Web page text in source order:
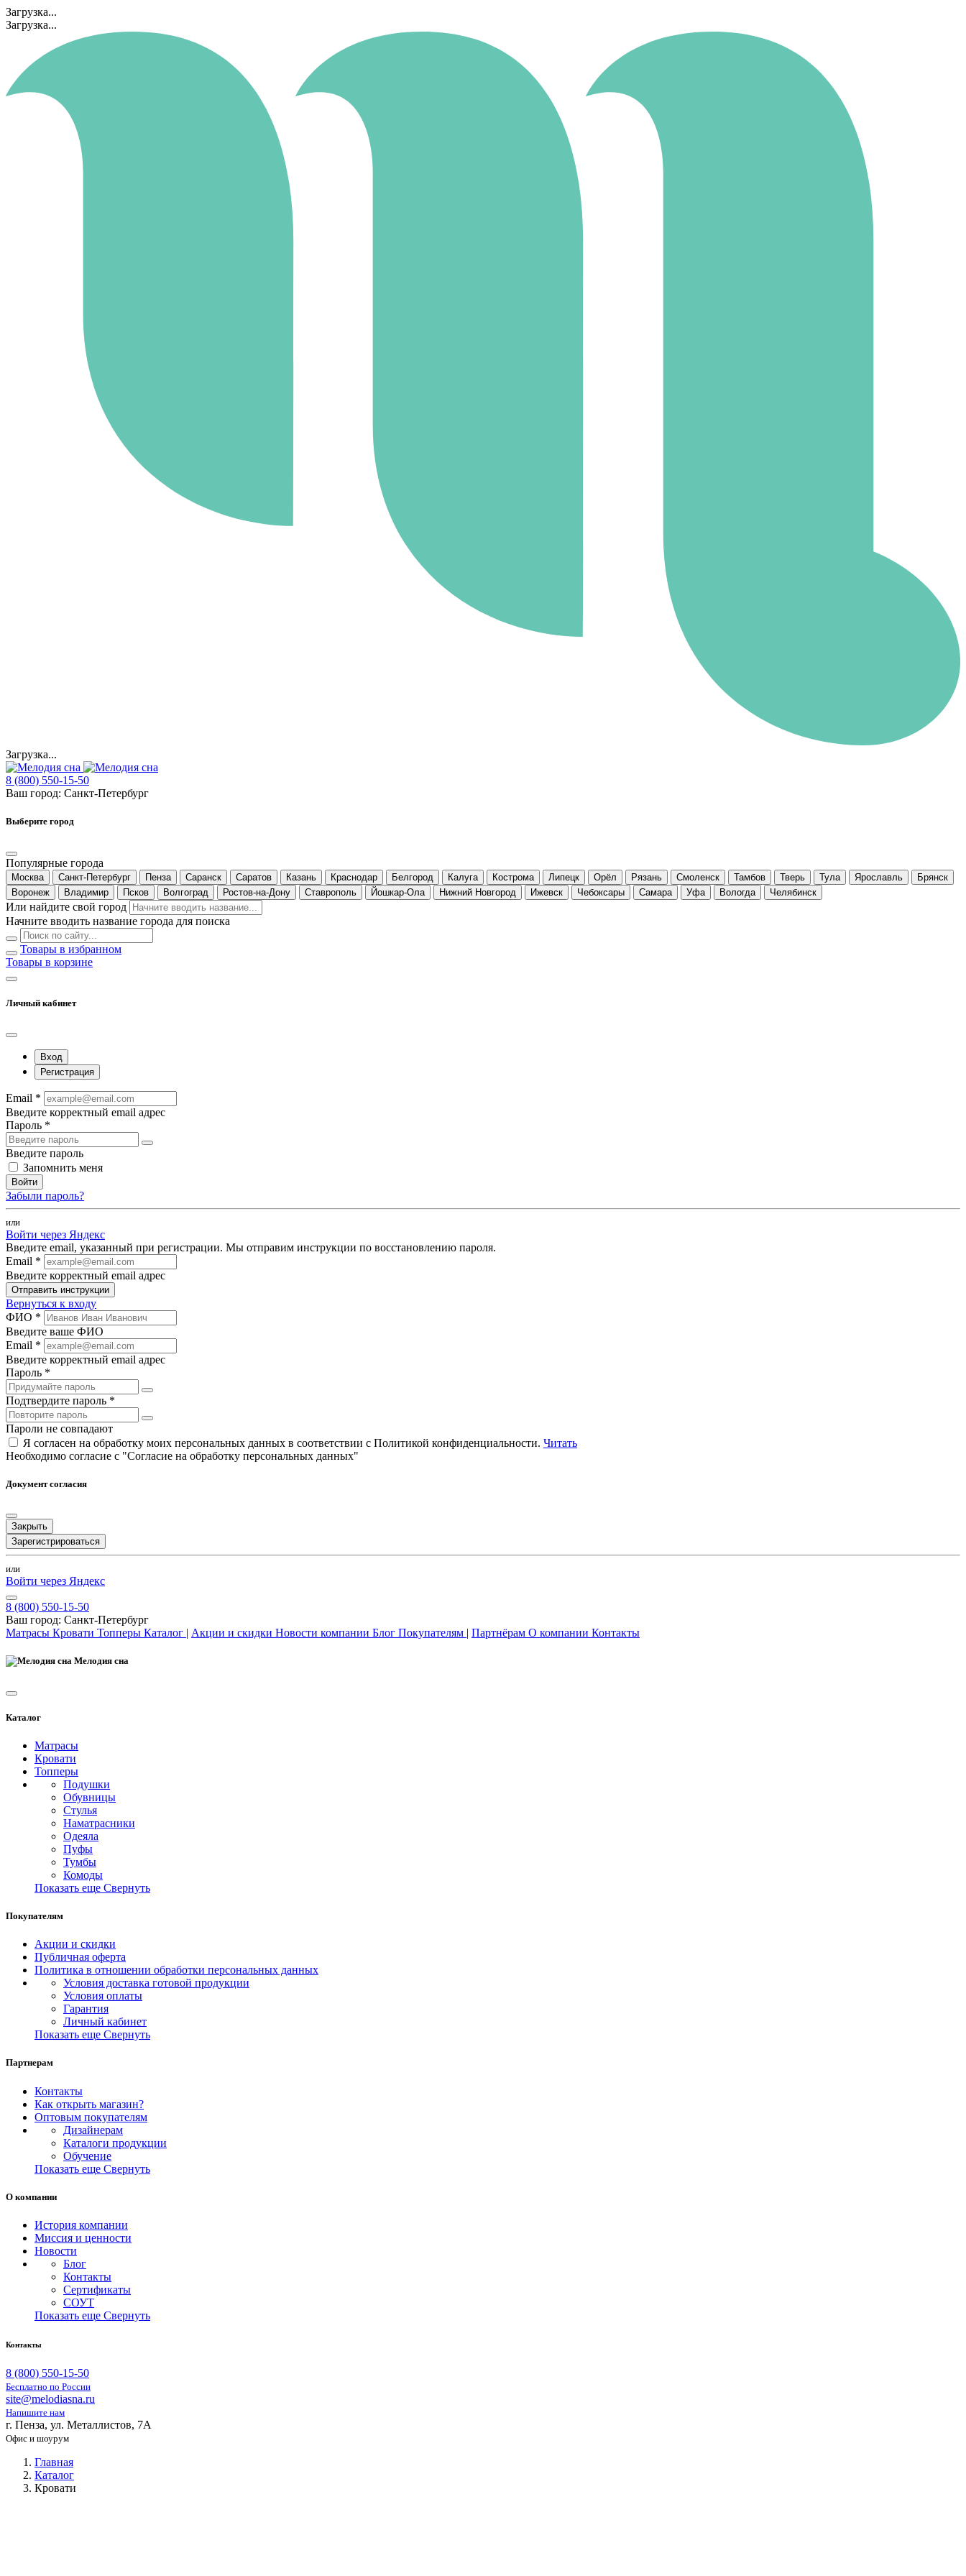
Загрузка...
Загрузка...
Загрузка...
8 (800) 550-15-50
Ваш город: Санкт-Петербург
Выберите город
Популярные города
Москва Санкт-Петербург Пенза Саранск Саратов Казань Краснодар Белгород Калуга Кострома Липецк Орёл Рязань Смоленск Тамбов Тверь Тула Ярославль
Брянск
Воронеж
Владимир Псков Волгоград Ростов-на-Дону Ставрополь Йошкар-Ола Нижний Новгород Ижевск Чебоксары Самара Уфа Вологда Челябинск
Или найдите свой город
Начните вводить название города для поиска
Товары в избранном
Товары в корзине
Личный кабинет
Вход
Регистрация
Email *
Введите корректный email адрес
Пароль *
Введите пароль
Запомнить меня
Войти
Забыли пароль?
или
Войти через Яндекс
Введите email, указанный при регистрации. Мы отправим инструкции по восстановлению пароля.
Email *
Введите корректный email адрес
Отправить инструкции
Вернуться к входу
ФИО *
Введите ваше ФИО
Email *
Введите корректный email адрес
Пароль *
Подтвердите пароль *
Пароли не совпадают
Я согласен на обработку моих персональных данных в соответствии с Политикой конфиденциальности. Читать
Необходимо согласие с "Согласие на обработку персональных данных"
Документ согласия
Закрыть
Зарегистрироваться
или
Войти через Яндекс
8 (800) 550-15-50
Ваш город: Санкт-Петербург
Матрасы Кровати Топперы Каталог | Акции и скидки Новости компании Блог Покупателям | Партнёрам О компании Контакты
Мелодия сна
Каталог
Матрасы
Кровати
Топперы
Подушки
Обувницы
Стулья
Наматрасники
Одеяла
Пуфы
Тумбы
Комоды
Показать еще Свернуть
Покупателям
Акции и скидки
Публичная оферта
Политика в отношении обработки персональных данных
Условия доставка готовой продукции
Условия оплаты
Гарантия
Личный кабинет
Показать еще Свернуть
Партнерам
Контакты
Как открыть магазин?
Оптовым покупателям
Дизайнерам
Каталоги продукции
Обучение
Показать еще Свернуть
О компании
История компании
Миссия и ценности
Новости
Блог
Контакты
Сертификаты
СОУТ
Показать еще Свернуть
Контакты
8 (800) 550-15-50
Бесплатно по России
site@melodiasna.ru
Напишите нам
г. Пенза, ул. Металлистов, 7А
Офис и шоурум
Главная
Каталог
Кровати